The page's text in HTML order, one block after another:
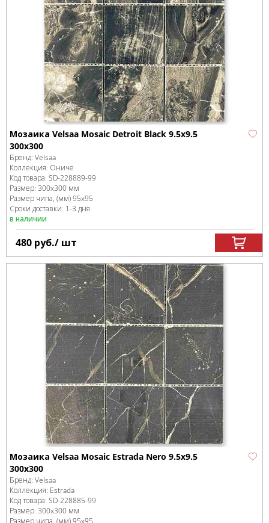
Мозаика Velsaa Mosaic Detroit Black 9.5х9.5
300x300
Бренд: Velsaa
Коллекция: Ониче
Код товара: SD-228889-99
Размер: 300x300 мм
Размер чипа, (мм)95x95
Сроки доставки: 1-3 дня
в наличии
480 руб./ шт
Мозаика Velsaa Mosaic Estrada Nero 9.5х9.5
300x300
Бренд: Velsaa
Коллекция: Estrada
Код товара: SD-228885-99
Размер: 300x300 мм
Размер чипа, (мм)95x95